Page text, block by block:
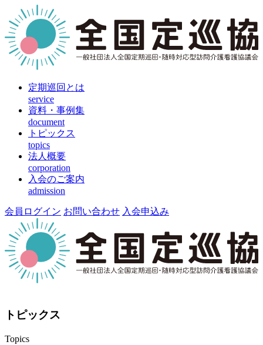
定期巡回とは
service
資料・事例集
document
トピックス
topics
法人概要
corporation
入会のご案内
admission
会員ログイン お問い合わせ 入会申込み
トピックス
Topics